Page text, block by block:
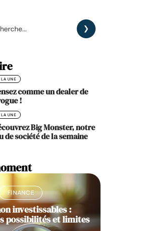
LA UNE
comme un dealer de
!
LA UNE
Big Monster, notre
de société de la semaine
FINANCE
investissables :
possibilités et limites